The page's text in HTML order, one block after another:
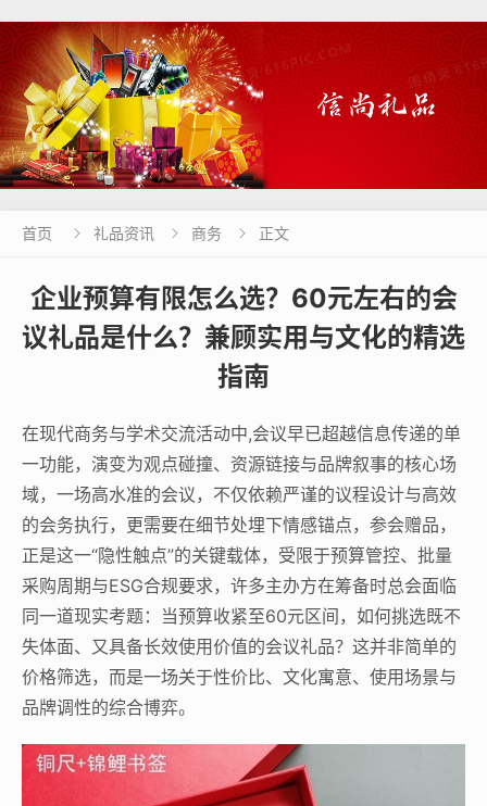
首页  礼品资讯  商务  正文
企业预算有限怎么选？60元左右的会
议礼品是什么？兼顾实用与文化的精选
指南
在现代商务与学术交流活动中,会议早已超越信息传递的单
一功能，演变为观点碰撞、资源链接与品牌叙事的核心场
域，一场高水准的会议，不仅依赖严谨的议程设计与高效
的会务执行，更需要在细节处埋下情感锚点，参会赠品，
正是这一“隐性触点”的关键载体，受限于预算管控、批量
采购周期与ESG合规要求，许多主办方在筹备时总会面临
同一道现实考题：当预算收紧至60元区间，如何挑选既不
失体面、又具备长效使用价值的会议礼品？这并非简单的
价格筛选，而是一场关于性价比、文化寓意、使用场景与
品牌调性的综合博弈。